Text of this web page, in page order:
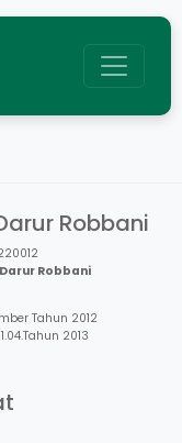
Robbani
Robbani
Tahun 2012
2013